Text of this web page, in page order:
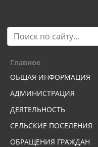
Главное
ОБЩАЯ ИНФОРМАЦИЯ
АДМИНИСТРАЦИЯ
ДЕЯТЕЛЬНОСТЬ
СЕЛЬСКИЕ ПОСЕЛЕНИЯ
ОБРАЩЕНИЯ ГРАЖДАН